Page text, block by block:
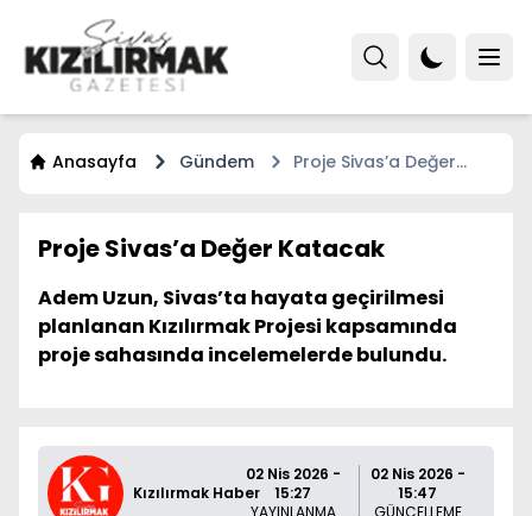
Anasayfa Gündem
Proje Sivas’a Değer
Proje Sivas’a Değer Katacak
Adem Uzun, Sivas’ta hayata geçirilmesi
planlanan Kızılırmak Projesi kapsamında
proje sahasında incelemelerde bulundu.
Kızılırmak Haber
02 Nis 2026 -
15:27
YAYINLANMA
02 Nis 2026 -
15:47
GÜNCELLEME